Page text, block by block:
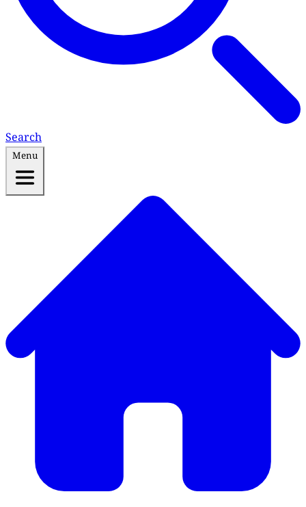
Search
Menu